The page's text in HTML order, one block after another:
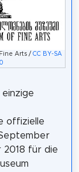
Arts / CC BY-SA
offizielle
2018 für die